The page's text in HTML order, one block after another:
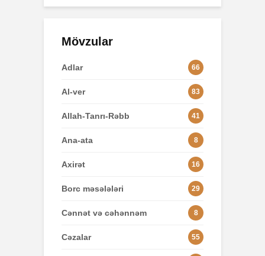
Mövzular
Adlar 66
Al-ver 83
Allah-Tanrı-Rəbb 41
Ana-ata 8
Axirət 16
Borc məsələləri 29
Cənnət və cəhənnəm 8
Cəzalar 55